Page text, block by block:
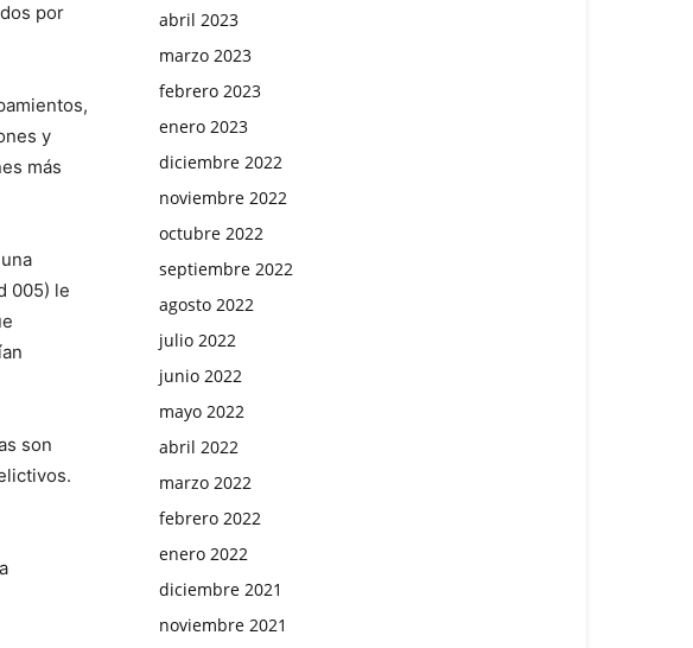
por
y
más
005) le
son
abril 2023
marzo 2023
febrero 2023
enero 2023
diciembre 2022
noviembre 2022
octubre 2022
septiembre 2022
agosto 2022
julio 2022
junio 2022
mayo 2022
abril 2022
marzo 2022
febrero 2022
enero 2022
diciembre 2021
noviembre 2021